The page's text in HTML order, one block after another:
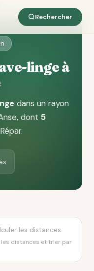
Rechercher
linge à
dans un rayon
, dont 5
.
distances et trier par